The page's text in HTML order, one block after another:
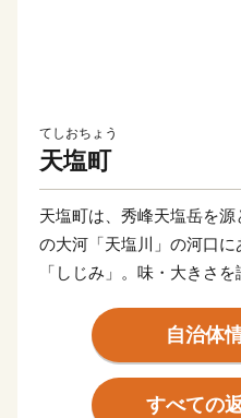
てしおちょう
天塩町
天塩町は、秀峰天塩岳を
の大河「天塩川」の河口
「しじみ」。味・大きさ
て、専業化された大規模
地域として歩み続けていま
自治体
すべての